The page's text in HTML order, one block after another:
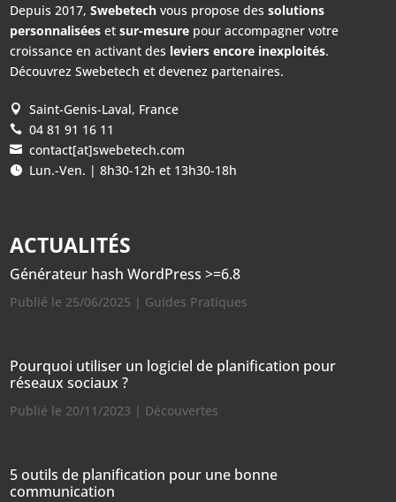
Depuis 2017,Swebetech vous propose dessolutions
personnalisées etsur-mesure pour accompagner votre
croissance en activant des leviers encore inexploités.
Découvrez Swebetech et devenez partenaires.
 Saint-Genis-Laval, France
 04 81 91 16 11
 contact[at]swebetech.com
 Lun.-Ven. | 8h30-12h et 13h30-18h
ACTUALITÉS
Générateur hash WordPress >=6.8
Publié le 25/06/2025 | Guides Pratiques
Pourquoi utiliser un logiciel de planification pour
réseaux sociaux ?
Publié le 20/11/2023 | Découvertes
5 outils de planification pour une bonne
communication